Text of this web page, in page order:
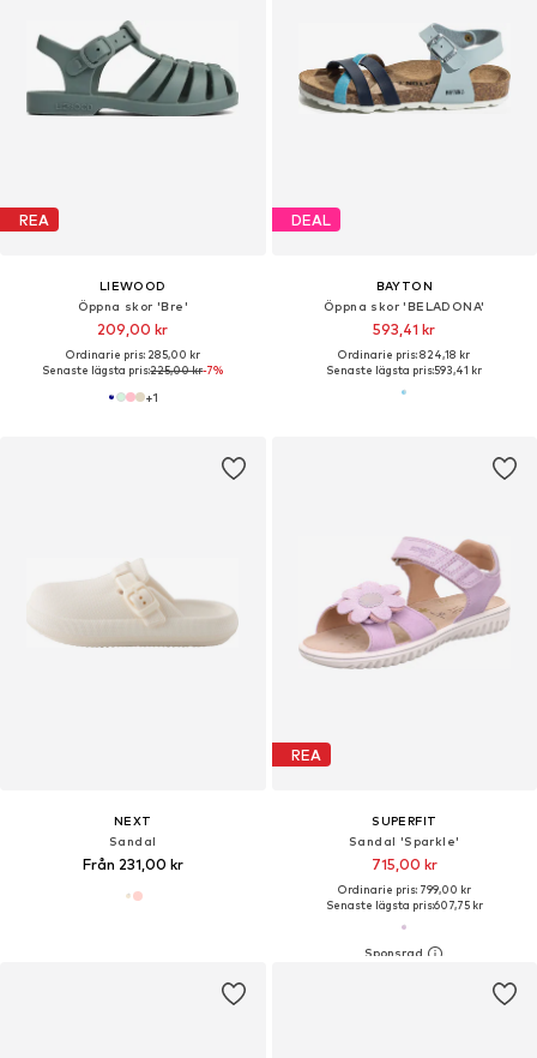
REA
LIEWOOD
Öppna skor 'Bre'
209,00 kr
Ordinarie pris: 285,00 kr
Senaste lägsta pris:225,00 kr-7%
+1
DEAL
BAYTON
Öppna skor 'BELADONA'
593,41 kr
Ordinarie pris: 824,18 kr
Senaste lägsta pris:593,41 kr
NEXT
Sandal
Från 231,00 kr
REA
SUPERFIT
Sandal 'Sparkle'
715,00 kr
Ordinarie pris: 799,00 kr
Senaste lägsta pris:607,75 kr